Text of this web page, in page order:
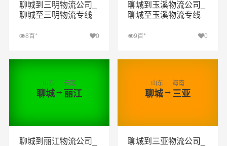
聊城到三明物流公司_
聊城至三明物流专线
8百 + 0
查看详细
聊城到玉溪物流公司_
聊城至玉溪物流专线
9百+ 0
查看详细
山东
聊城→
云南
丽江
聊城到丽江物流公司_
山东
聊城→
海南
三亚
聊城到三亚物流公司_